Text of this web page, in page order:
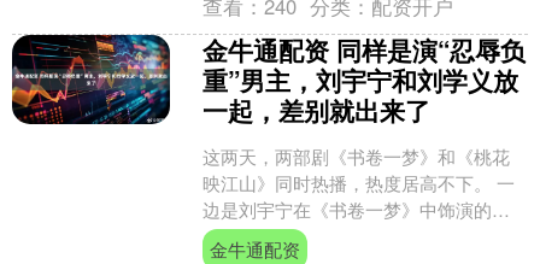
查看：240 分类： 配资开户
金牛通配资 同样是演“忍辱负
重”男主，刘宇宁和刘学义放
一起，差别就出来了
这两天，两部剧《书卷一梦》和《桃花
映江山》同时热播，热度居高不下。 一
边是刘宇宁在《书卷一梦》中饰演的阴
狠杀神南珩，既是冷面皇子，又是侠客
金牛通配资